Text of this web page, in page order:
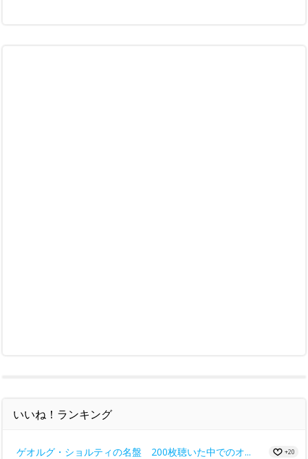
いいね！ランキング
ゲオルグ・ショルティの名盤 200枚聴いた中でのオ... +20